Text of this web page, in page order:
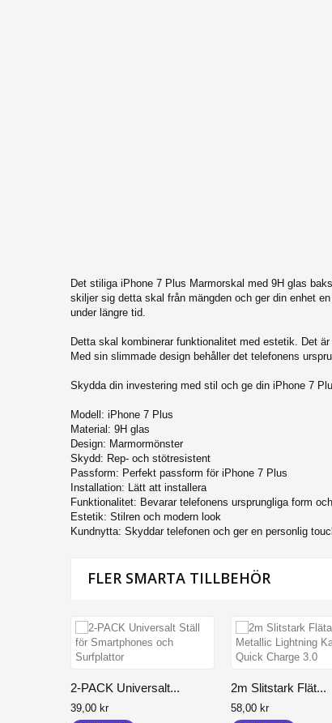
iPhone 8 Plus
iPhone 6 Plus / 6S
Det stiliga iPhone 7 Plus Marmorskal med 9H glas
skiljer sig detta skal från mängden och ger din enhet
under längre tid.
Detta skal kombinerar funktionalitet med estetik. Det
Med sin slimmade design behåller det telefonens
Skydda din investering med stil och ge din iPhone 7
Modell: iPhone 7 Plus
Material: 9H glas
Design: Marmormönster
Skydd: Rep- och stötresistent
Passform: Perfekt passform för iPhone 7 Plus
Installation: Lätt att installera
Funktionalitet: Bevarar telefonens ursprungliga form
Estetik: Stilren och modern look
Kundnytta: Skyddar telefonen och ger en personlig
FLER SMARTA TILLBEHÖR
2-PACK Universalt...
39,00 kr
2m Slitstark Flät...
58,00 kr